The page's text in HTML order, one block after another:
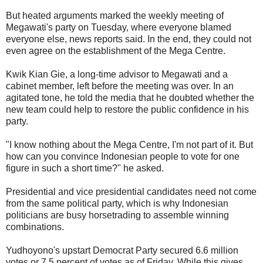
But heated arguments marked the weekly meeting of
Megawati's party on Tuesday, where everyone blamed
everyone else, news reports said. In the end, they could not
even agree on the establishment of the Mega Centre.
Kwik Kian Gie, a long-time advisor to Megawati and a
cabinet member, left before the meeting was over. In an
agitated tone, he told the media that he doubted whether the
new team could help to restore the public confidence in his
party.
"I know nothing about the Mega Centre, I'm not part of it. But
how can you convince Indonesian people to vote for one
figure in such a short time?" he asked.
Presidential and vice presidential candidates need not come
from the same political party, which is why Indonesian
politicians are busy horsetrading to assemble winning
combinations.
Yudhoyono's upstart Democrat Party secured 6.6 million